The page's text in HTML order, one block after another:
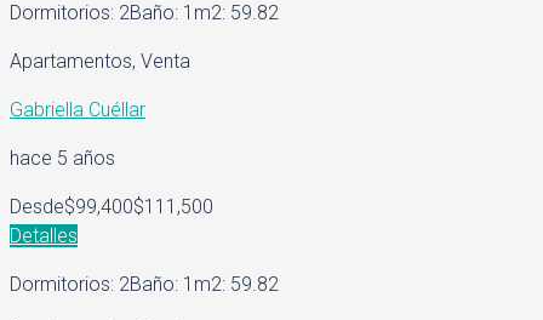
Dormitorios: 2Baño: 1 m2: 59.82
Apartamentos, Venta
Gabriella Cuéllar
hace 5 años
Desde$99,400$111,500
Detalles
Dormitorios: 2Baño: 1 m2: 59.82